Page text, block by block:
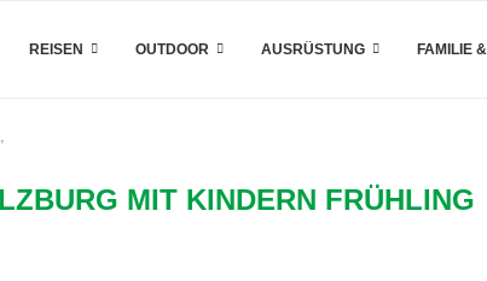
REISEN OUTDOOR AUSRÜSTUNG FAMILIE
MIT KINDERN FRÜHLING